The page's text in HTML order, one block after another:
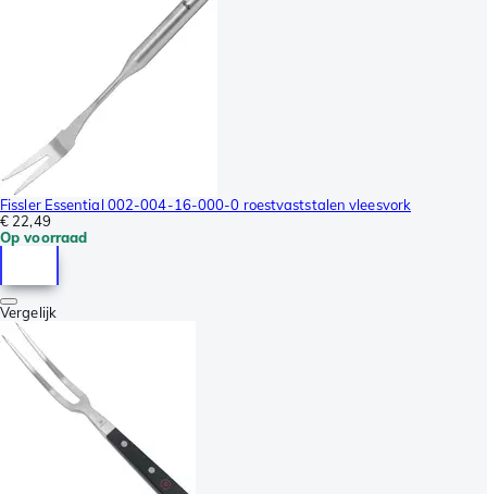
Fissler Essential 002-004-16-000-0 roestvaststalen vleesvork
€ 22,49
Op voorraad
Vergelijk